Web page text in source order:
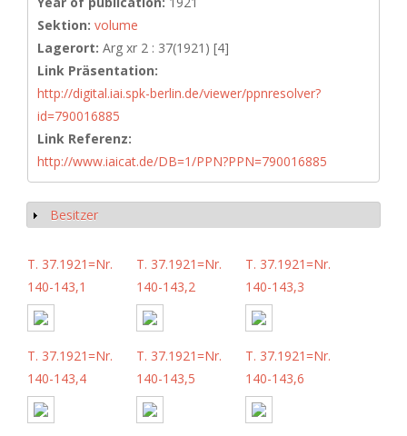
Sektion: volume
Lagerort: Arg xr 2 : 37(1921) [4]
Link Präsentation:
http://digital.iai.spk-berlin.de/viewer/ppnresolver?
id=790016885
Link Referenz:
http://www.iaicat.de/DB=1/PPN?PPN=790016885
Show
Besitzer
T. 37.1921=Nr.
140-143,1
T. 37.1921=Nr.
140-143,2
T. 37.1921=Nr.
140-143,3
T. 37.1921=Nr.
140-143,4
T. 37.1921=Nr.
140-143,5
T. 37.1921=Nr.
140-143,6